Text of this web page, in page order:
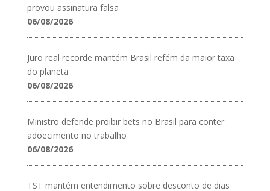
provou assinatura falsa
06/08/2026
Juro real recorde mantém Brasil refém da maior taxa
do planeta
06/08/2026
Ministro defende proibir bets no Brasil para conter
adoecimento no trabalho
06/08/2026
TST mantém entendimento sobre desconto de dias